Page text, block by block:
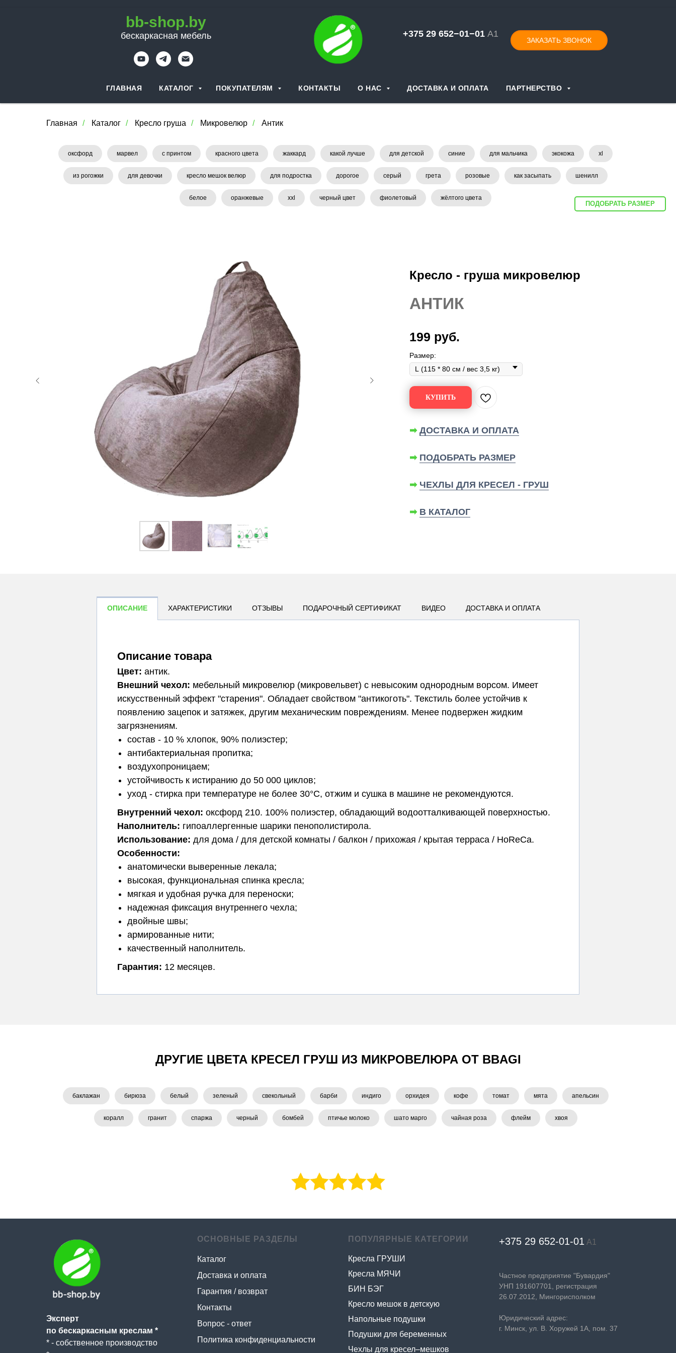
bb-shop.by
бескаркасная мебель +375 29 652−01−01 А1
ЗАКАЗАТЬ ЗВОНОК
ГЛАВНАЯ КАТАЛОГ ПОКУПАТЕЛЯМ КОНТАКТЫ О НАС ДОСТАВКА И ОПЛАТА ПАРТНЕРСТВО
Главная / Каталог / Кресло груша / Микровелюр / Антик
оксфорд марвел с принтом красного цвета жаккард какой лучше для детской синие для мальчика экокожа xl
из рогожки для девочки кресло мешок велюр для подростка дорогое серый грета розовые как засыпать шенилл
белое оранжевые xxl черный цвет фиолетовый жёлтого цвета
ПОДОБРАТЬ РАЗМЕР
Кресло - груша микровелюр
АНТИК
199 руб.
Размер:
КУПИТЬ
➡ ДОСТАВКА И ОПЛАТА
➡ ПОДОБРАТЬ РАЗМЕР
➡ ЧЕХЛЫ ДЛЯ КРЕСЕЛ - ГРУШ
➡ В КАТАЛОГ
ОПИСАНИЕ ХАРАКТЕРИСТИКИ ОТЗЫВЫ ПОДАРОЧНЫЙ СЕРТИФИКАТ ВИДЕО ДОСТАВКА И ОПЛАТА
Описание товара
Цвет: антик.
Внешний чехол: мебельный микровелюр (микровельвет) с невысоким однородным ворсом. Имеет
искусственный эффект "старения". Обладает свойством "антикоготь". Текстиль более устойчив к
появлению зацепок и затяжек, другим механическим повреждениям. Менее подвержен жидким
загрязнениям.
состав - 10 % хлопок, 90% полиэстер;
антибактериальная пропитка;
воздухопроницаем;
устойчивость к истиранию до 50 000 циклов;
уход - стирка при температуре не более 30°С, отжим и сушка в машине не рекомендуются.
Внутренний чехол: оксфорд 210. 100% полиэстер, обладающий водоотталкивающей поверхностью.
Наполнитель: гипоаллергенные шарики пенополистирола.
Использование: для дома / для детской комнаты / балкон / прихожая / крытая терраса / HoReCa.
Особенности:
анатомически выверенные лекала;
высокая, функциональная спинка кресла;
мягкая и удобная ручка для переноски;
надежная фиксация внутреннего чехла;
двойные швы;
армированные нити;
качественный наполнитель.
Гарантия: 12 месяцев.
ДРУГИЕ ЦВЕТА КРЕСЕЛ ГРУШ ИЗ МИКРОВЕЛЮРА ОТ BBAGI
баклажан бирюза белый зеленый свекольный барби индиго орхидея кофе томат мята апельсин
коралл гранит спаржа черный бомбей птичье молоко шато марго чайная роза флейм хвоя
Эксперт
по бескаркасным креслам *
* - собственное производство
ОСНОВНЫЕ РАЗДЕЛЫ
Каталог
Доставка и оплата
Гарантия / возврат
Контакты
Вопрос - ответ
Политика конфиденциальности
ПОПУЛЯРНЫЕ КАТЕГОРИИ
Кресла ГРУШИ
Кресла МЯЧИ
БИН БЭГ
Кресло мешок в детскую
Напольные подушки
Подушки для беременных
Чехлы для кресел–мешков
+375 29 652-01-01 А1
Частное предприятие "Бувардия"
УНП 191607701, регистрация
26.07.2012, Мингорисполком
Юридический адрес:
г. Минск, ул. В. Хоружей 1А, пом. 37